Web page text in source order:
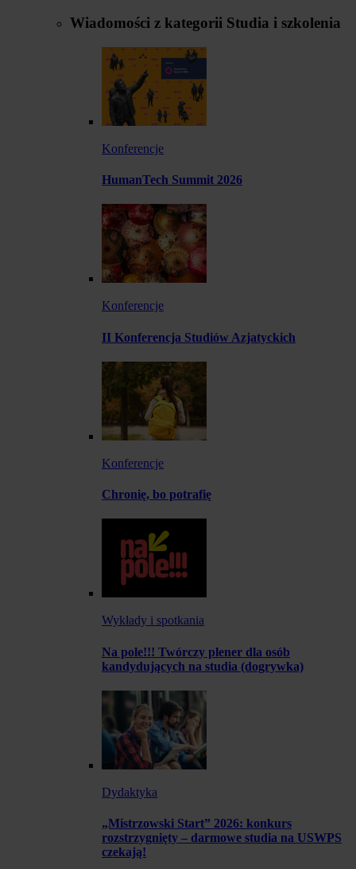
Wiadomości z kategorii Studia i szkolenia
Konferencje
HumanTech Summit 2026
Konferencje
II Konferencja Studiów Azjatyckich
Konferencje
Chronię, bo potrafię
Wykłady i spotkania
Na pole!!! Twórczy plener dla osób
kandydujących na studia (dogrywka)
Dydaktyka
„Mistrzowski Start” 2026: konkurs
rozstrzygnięty – darmowe studia na USWPS
czekają!